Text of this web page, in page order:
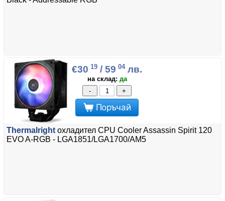
€30 19 / 59 04лв.
на склад: да
-
+
Поръчай
Thermalright охладител CPU Cooler Assassin Spirit 120
EVO A-RGB - LGA1851/LGA1700/AM5